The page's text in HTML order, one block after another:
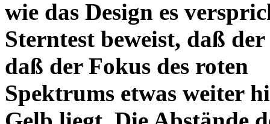
wie das Design es
Sterntest beweist, daß
daß der Fokus des roten
Spektrums etwas weiter